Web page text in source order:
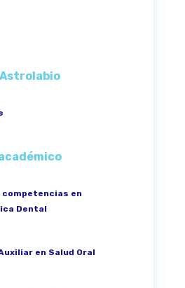
competencias en
Dental
en Salud Oral